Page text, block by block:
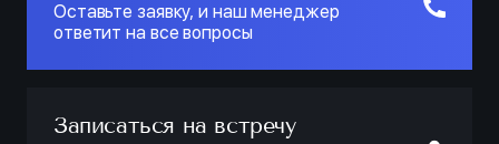
Оставьте заявку, и наш менеджер
ответит на все вопросы
Записаться на встречу